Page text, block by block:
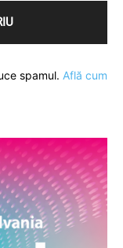
spamul. Află cum